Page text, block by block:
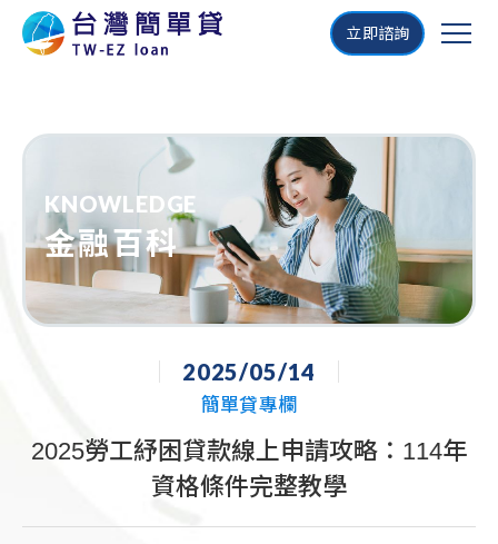
立即諮詢
KNOWLEDGE
金融百科
2025/05/14
簡單貸專欄
2025勞工紓困貸款線上申請攻略：114年
資格條件完整教學